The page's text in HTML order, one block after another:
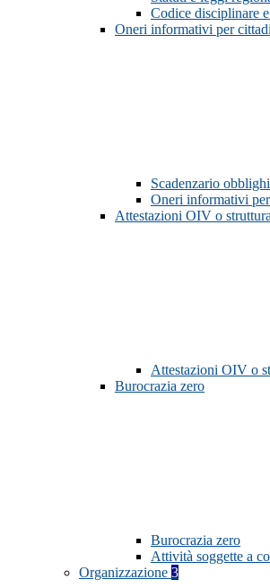
Codice disciplinare
Oneri informativi per
Scadenzario
Oneri informativi
Attestazioni OIV o
Attestazioni OIV o
Burocrazia zero
Burocrazia zero
Attività soggette a
Organizzazione 3